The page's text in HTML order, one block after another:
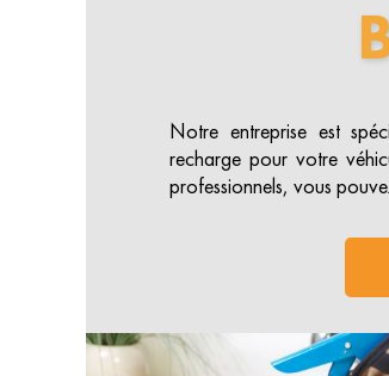
Notre entreprise est
recharge pour votre
professionnels, vous